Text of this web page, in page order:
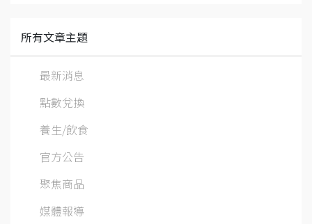
所有文章主題
最新消息
點數兌換
養生/飲食
官方公告
聚焦商品
媒體報導